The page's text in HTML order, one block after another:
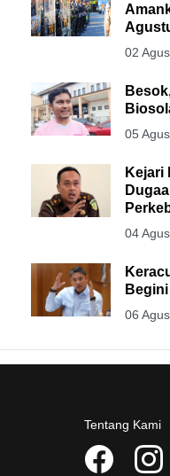
02
05
Kejari
04
06
Tentang Kami